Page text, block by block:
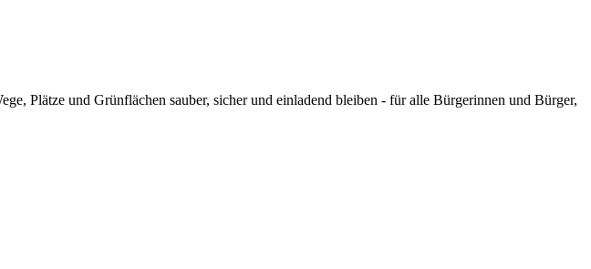
Plätze und Grünflächen sauber, sicher und einladend bleiben - für alle Bürgerinnen und Bürger,